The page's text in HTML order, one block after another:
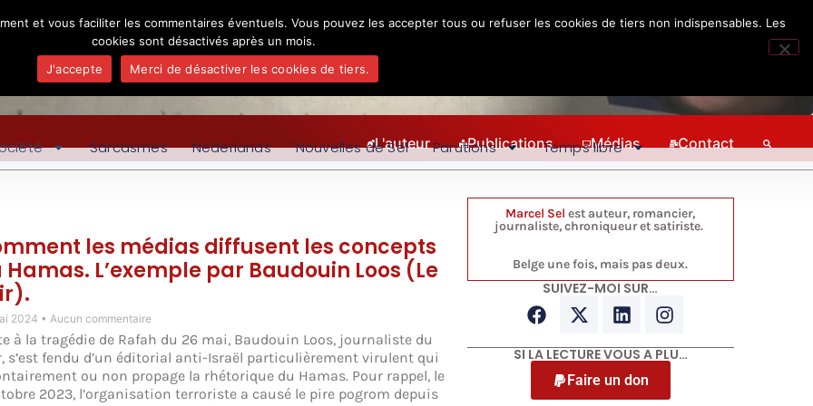
L'auteur Publications Médias Contact
Sarcasmes Nederlands Nouvelles de Sel Parutions Temps libre
les médias diffusent les concepts
Hamas. L’exemple par Baudouin Loos (Le
2024 Aucun commentaire
à la tragédie de Rafah du 26 mai, Baudouin Loos, journaliste du
s’est fendu d’un éditorial anti-Israël particulièrement virulent qui
ou non propage la rhétorique du Hamas. Pour rappel, le
2023, l’organisation terroriste a causé le pire pogrom depuis
Marcel Sel est auteur, romancier,
journaliste, chroniqueur et satiriste.
Belge une fois, mais pas deux.
SUIVEZ-MOI SUR…
SI LA LECTURE VOUS A PLU…
Faire un don
et vous faciliter les commentaires éventuels. Vous pouvez les accepter tous ou refuser les cookies de tiers non indispensables. Les
cookies sont désactivés après un mois.
J'accepte
Merci de désactiver les cookies de tiers.